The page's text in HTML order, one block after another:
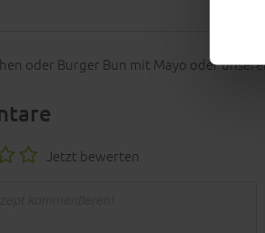
oder Burger Bun mit Mayo oder
Jetzt bewerten